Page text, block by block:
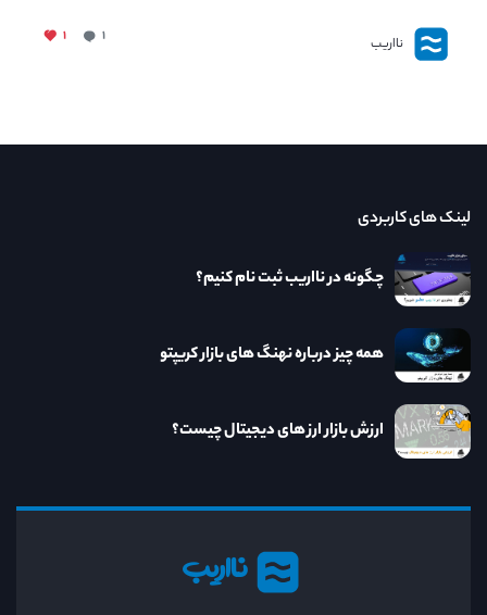
نااریب ۱ ۱
نااریب
لینک های کاربردی
چگونه در نااریب ثبت نام کنیم؟
همه چیز درباره نهنگ های بازار کریپتو
ارزش بازار ارز های دیجیتال چیست؟